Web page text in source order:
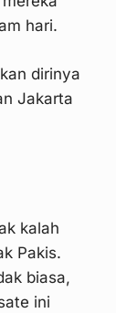
hari.
dirinya
Jakarta
kalah
Pakis.
biasa,
ini